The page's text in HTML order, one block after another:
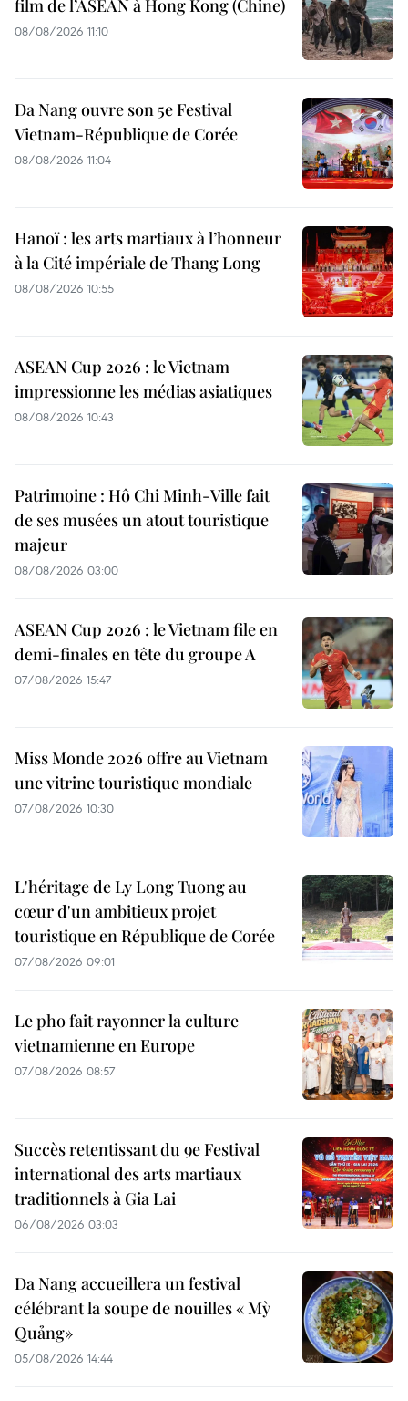
film de l’ASEAN à Hong Kong (Chine)
08/08/2026 11:10
Da Nang ouvre son 5e Festival
Vietnam-République de Corée
08/08/2026 11:04
Hanoï : les arts martiaux à l’honneur
à la Cité impériale de Thang Long
08/08/2026 10:55
ASEAN Cup 2026 : le Vietnam
impressionne les médias asiatiques
08/08/2026 10:43
Patrimoine : Hô Chi Minh-Ville fait
de ses musées un atout touristique
majeur
08/08/2026 03:00
ASEAN Cup 2026 : le Vietnam file en
demi-finales en tête du groupe A
07/08/2026 15:47
Miss Monde 2026 offre au Vietnam
une vitrine touristique mondiale
07/08/2026 10:30
L'héritage de Ly Long Tuong au
cœur d'un ambitieux projet
touristique en République de Corée
07/08/2026 09:01
Le pho fait rayonner la culture
vietnamienne en Europe
07/08/2026 08:57
Succès retentissant du 9e Festival
international des arts martiaux
traditionnels à Gia Lai
06/08/2026 03:03
Da Nang accueillera un festival
célébrant la soupe de nouilles « Mỳ
Quảng»
05/08/2026 14:44